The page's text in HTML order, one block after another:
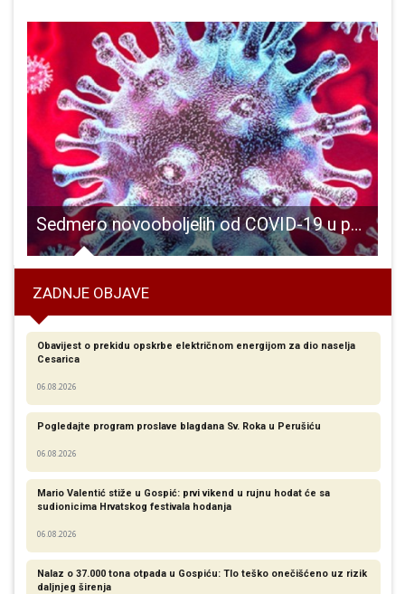
Sedmero novooboljelih od COVID-19 u posljednja 24 sata
ZADNJE OBJAVE
Obavijest o prekidu opskrbe električnom energijom za dio naselja
Cesarica
06.08.2026
Pogledajte program proslave blagdana Sv. Roka u Perušiću
06.08.2026
Mario Valentić stiže u Gospić: prvi vikend u rujnu hodat će sa
sudionicima Hrvatskog festivala hodanja
06.08.2026
Nalaz o 37.000 tona otpada u Gospiću: Tlo teško onečišćeno uz rizik
daljnjeg širenja